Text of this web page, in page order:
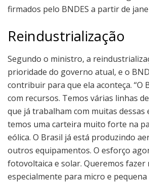
firmados pelo BNDES a partir de
Reindustrialização
Segundo o ministro, a
prioridade do governo atual, e o
contribuir para que ela aconteça. “O
com recursos. Temos várias linhas
que já trabalham com muitas dessas
temos uma carteira muito forte na
eólica. O Brasil já está produzindo
outros equipamentos. O esforço
fotovoltaica e solar. Queremos fazer
especialmente para micro e pequena